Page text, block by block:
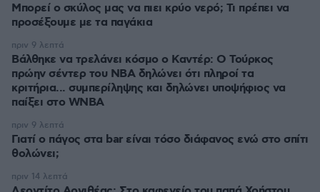
Μπορεί ο σκύλος μας να πιει κρύο νερό; Τι πρέπει να
προσέξουμε με τα παγάκια
Βάλθηκε να τρελάνει κόσμο ο Καντέρ: Ο Τούρκος
πρώην σέντερ του NBA δηλώνει ότι πληροί τα
κριτήρια... συμπερίληψης και δηλώνει υποψήφιος να
παίξει στο WNBA
πριν 9 λεπτά
Γιατί ο πάγος στα bar είναι τόσο διάφανος ενώ στο σπίτι
θολώνει;
πριν 9 λεπτά
πριν 14 λεπτά